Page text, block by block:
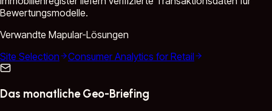
Bewertungsmodelle.
Verwandte Mapular-Lösungen
Site Selection
Consumer Analytics for Retail
Das monatliche Geo-Briefing